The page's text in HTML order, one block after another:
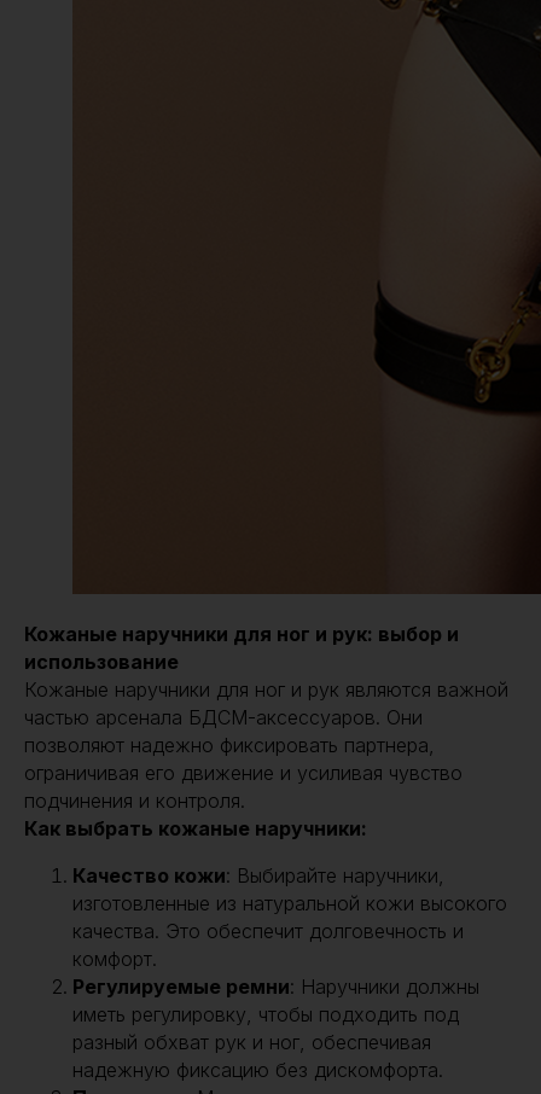
Кожаные наручники для ног и рук: выбор и
использование
Кожаные наручники для ног и рук являются важной
частью арсенала БДСМ-аксессуаров. Они
позволяют надежно фиксировать партнера,
ограничивая его движение и усиливая чувство
подчинения и контроля.
Как выбрать кожаные наручники:
Качество кожи: Выбирайте наручники,
изготовленные из натуральной кожи высокого
качества. Это обеспечит долговечность и
комфорт.
Регулируемые ремни: Наручники должны
иметь регулировку, чтобы подходить под
разный обхват рук и ног, обеспечивая
надежную фиксацию без дискомфорта.